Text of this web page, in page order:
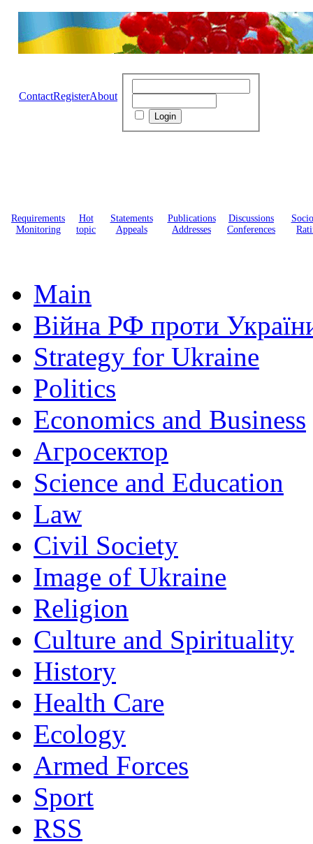
ContactRegisterAbout
Requirements
Monitoring
Hot
topic
Statements
Appeals
Publications
Addresses
Discussions
Conferences
Main
Війна РФ проти
Strategy for Ukraine
Politics
Economics and Business
Агросектор
Science and Education
Law
Civil Society
Image of Ukraine
Religion
Culture and Spirituality
History
Health Care
Ecology
Armed Forces
Sport
RSS